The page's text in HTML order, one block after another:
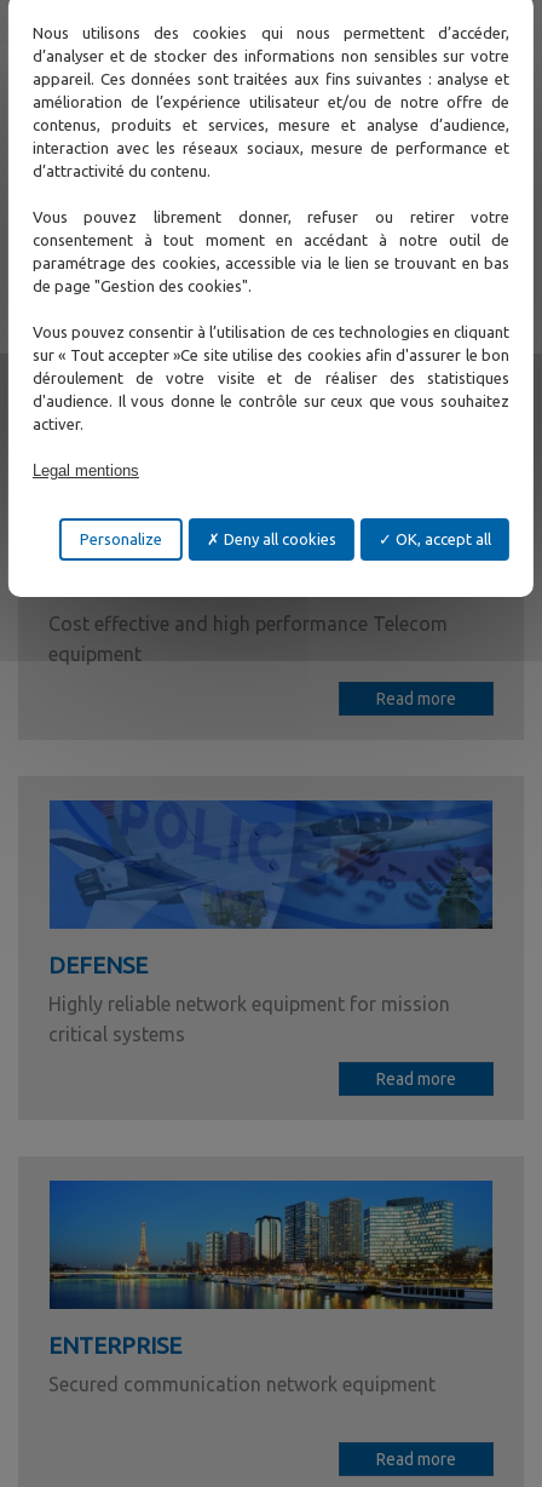
TRANSPORT
Hardened transport network equipment
Cost effective and high performance Telecom
equipment
Read more
DEFENSE
Highly reliable network equipment for mission
critical systems
Read more
ENTERPRISE
Secured communication network equipment
Read more
Nous utilisons des cookies qui nous permettent d’accéder,
d’analyser et de stocker des informations non sensibles sur votre
appareil. Ces données sont traitées aux fins suivantes : analyse et
amélioration de l’expérience utilisateur et/ou de notre offre de
contenus, produits et services, mesure et analyse d’audience,
interaction avec les réseaux sociaux, mesure de performance et
d’attractivité du contenu.
Vous pouvez librement donner, refuser ou retirer votre
consentement à tout moment en accédant à notre outil de
paramétrage des cookies, accessible via le lien se trouvant en bas
de page "Gestion des cookies".
Vous pouvez consentir à l’utilisation de ces technologies en cliquant
sur « Tout accepter »Ce site utilise des cookies afin d'assurer le bon
déroulement de votre visite et de réaliser des statistiques
d'audience. Il vous donne le contrôle sur ceux que vous souhaitez
activer.
Legal mentions
OK, accept all
Deny all cookies
Personalize